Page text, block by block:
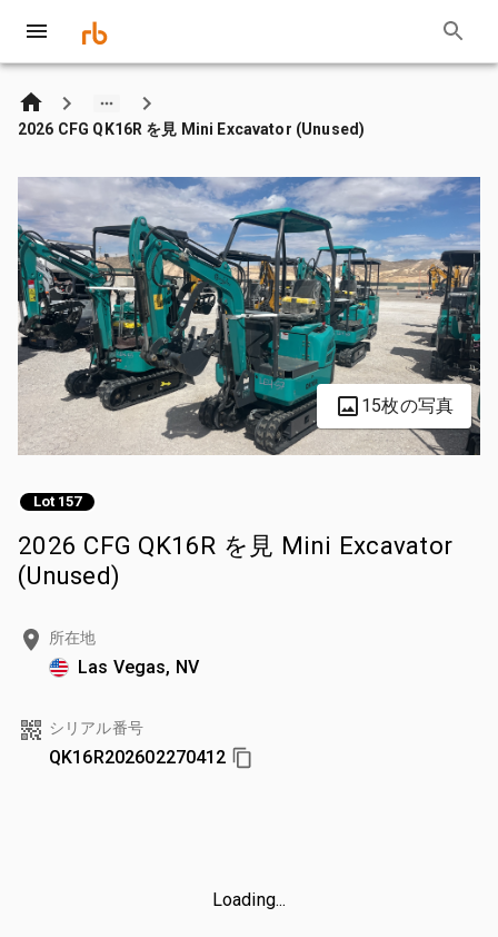
2026 CFG QK16R を見 Mini Excavator (Unused)
15枚の写真
Lot 157
2026 CFG QK16R を見 Mini Excavator
(Unused)
所在地
Las Vegas, NV
シリアル番号
QK16R202602270412
Loading...